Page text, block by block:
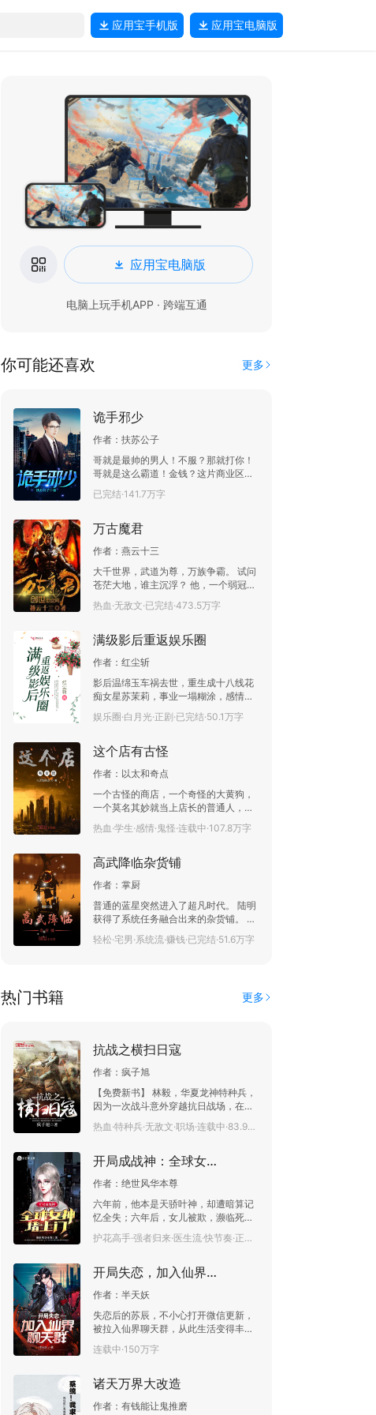
应用宝手机版 应用宝电脑版
应用宝电脑版
电脑上玩手机APP · 跨端互通
你可能还喜欢 更多
诡手邪少
作者： 扶苏公子
哥就是最帅的男人！不服？那就打你！
哥就是这么霸道！金钱？这片商业区，
这片，还有这片，都是我旗下产业！美
女？那都是哥的，谁和我抢，我就让你
已完结·141.7万字
万古魔君
作者： 燕云十三
大千世界，武道为尊，万族争霸。 试问
苍茫大地，谁主沉浮？ 他，一个弱冠少
年，自幼体弱多病，受尽鄙夷，因觉醒
了前世记忆，从此逆天改命，成为妖孽
出，美人多娇，且看少年杨玄脚踏八
代魔君！
热血·无敌文·已完结·473.5万字
满级影后重返娱乐圈
作者： 红尘斩
影后温绵玉车祸去世，重生成十八线花
痴女星苏茉莉，事业一塌糊涂，感情乱
七八糟，渣男渣女谁都能踩上一脚，连
前世的青梅竹马都对其避之不及。 温绵
会上，众人不怀好意：听说你去试镜还
竹一笑：十拿九稳吧。 众人正嗤之以
鼻，转眼就见导演拉着温绵玉笑呵呵
道，“你电话怎么打不通，我昨晚就想通
庆功会上，记者采访男女主角：这部文
个预期吗？ 温绵玉老神在在：“意料之
中吧。” 众人：…… 某记者不怀好意：
“听说你在出演本片之前，还曾纠缠过陆
男人将话筒接了过去。 陆从絮：“没有
纠缠，是我正在追求温小姐。” 记者们
震惊：温？不是姓苏吗？等等追求是什
娱乐圈·白月光·正剧·已完结·50.1万字
这个店有古怪
作者： 以太和奇点
一个古怪的商店，一个奇怪的大黄狗，
一个莫名其妙就当上店长的普通人，一
起经历了无数段光怪陆离的事件。 在这
种唯物主义下的世界，到底是末法时代
真、妖魔，一切的起源都将揭晓。 （普
马，无系统，原创， 时而正经，时而诙
谐】
热血·学生·感情·鬼怪·连载中·107.8万字
高武降临杂货铺
作者： 掌厨
普通的蓝星突然进入了超凡时代。 陆明
获得了系统任务融合出来的杂货铺。 每
一件商品都来自于神灵的藏宝库。 “系
统！你这是监守自盗！”
轻松·宅男·系统流·赚钱·已完结·51.6万字
热门书籍 更多
抗战之横扫日寇
作者： 疯子旭
【免费新书】 林毅，华夏龙神特种兵，
因为一次战斗意外穿越抗日战场，在血
雨腥风的战场上，他不忘初心牢记使
命，拿起刀扛起枪，奋起反抗奋勇杀
日的小鬼子们，接受审判吧！” “我
烈！” 在日寇面前他是“冷面恶魔”
在百姓面前他是“民族英雄”， 他是华夏
的军人，一生只记得一句话:“犯我中华
热血·特种兵·无敌文·职场·连载中·83.9万字
开局成战神：全球女神堵上门
作者： 绝世风华本尊
六年前，他本是天骄叶神，却遭暗算记
忆全失；六年后，女儿被欺，濒临死
亡。一句“叶神”，王者归来！所有敌
手，统统碾压！开局成战神，全球女神
护花高手·强者归来·医生流·快节奏·正能量·连载中·103.1万字
开局失恋，加入仙界聊天群
作者： 半天妖
失恋后的苏辰，不小心打开微信更新，
被拉入仙界聊天群，从此生活变得丰富
多彩。仙女姐姐没事就发个大红包，太
上老君天天包个仙丹白送……
连载中·150万字
诸天万界大改造
作者： 有钱能让鬼推磨